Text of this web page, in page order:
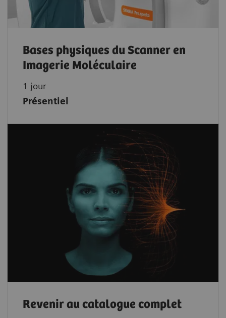
Bases physiques du Scanner en
Imagerie Moléculaire
1 jour
Présentiel
Revenir au catalogue complet